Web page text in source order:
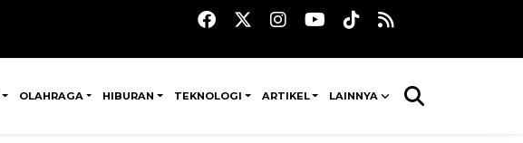
OLAHRAGA HIBURAN TEKNOLOGI ARTIKEL LAINNYA